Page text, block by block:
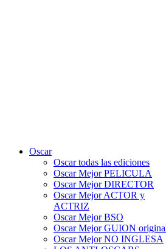
Oscar
Oscar todas las ediciones
Oscar Mejor PELICULA
Oscar Mejor DIRECTOR
Oscar Mejor ACTOR y
ACTRIZ
Oscar Mejor BSO
Oscar Mejor GUION
Oscar Mejor NO INGLESA